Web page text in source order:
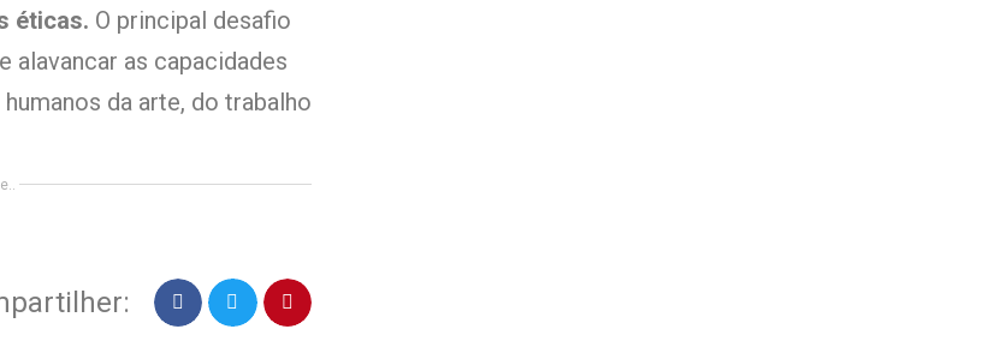
éticas. O principal desafio
alavancar as capacidades
da arte, do trabalho